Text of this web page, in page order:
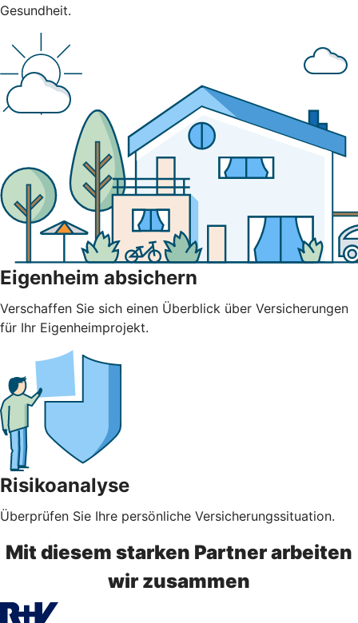
Gesundheit.
Eigenheim absichern
Verschaffen Sie sich einen Überblick über Versicherungen
für Ihr Eigenheimprojekt.
Risikoanalyse
Überprüfen Sie Ihre persönliche Versicherungssituation.
Mit diesem starken Partner arbeiten
wir zusammen